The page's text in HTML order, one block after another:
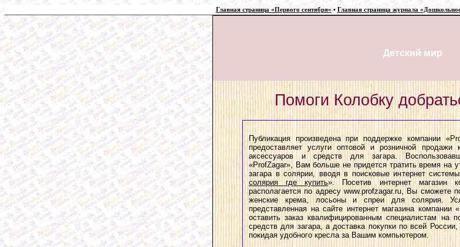
Главная страница «Первого сентября» • Главная страница журнала
Детский мир
Помоги Колобку
Публикация произведена при поддержке компании
предоставляет услуги оптовой и розничной
аксессуаров и средств для загара.
«ProfZagar», Вам больше не придется тратить время на
загара в солярии, вводя в поисковые интернет
солярия где купить». Посетив интернет магазин
располагается по адресу www.profzagar.ru, Вы сможете
женские крема, лосьоны и спреи для солярия.
представленная на сайте интернет магазина компании
оставить заказ квалифицированным специалистам на
средств для загара, а доставка покупки по всей
покидая удобного кресла за Вашим компьютером.